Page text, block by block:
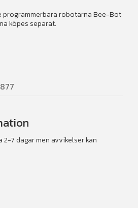
programmerbara robotarna Bee-Bot
köpes separat.
7 dagar men avvikelser kan